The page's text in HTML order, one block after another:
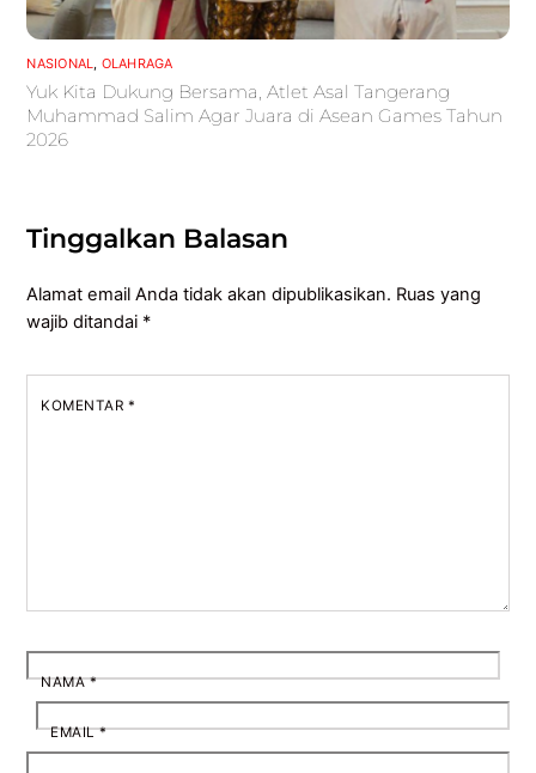
NASIONAL OLAHRAGA
Yuk Kita Dukung Bersama, Atlet Asal Tangerang
Muhammad Salim Agar Juara di Asean Games Tahun
2026
Tinggalkan Balasan
Alamat email Anda tidak akan dipublikasikan. Ruas yang
wajib ditandai *
KOMENTAR *
NAMA*
EMAIL*